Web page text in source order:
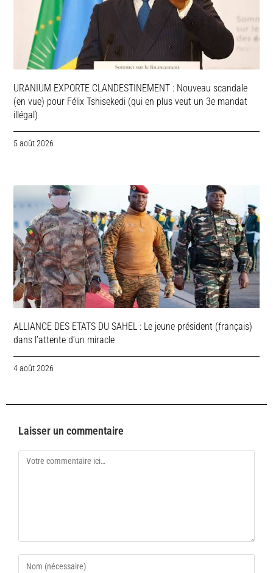
URANIUM EXPORTE CLANDESTINEMENT : Nouveau scandale
(en vue) pour Félix Tshisekedi (qui en plus veut un 3e mandat
illégal)
5 août 2026
ALLIANCE DES ETATS DU SAHEL : Le jeune président (français)
dans l’attente d’un miracle
4 août 2026
Laisser un commentaire